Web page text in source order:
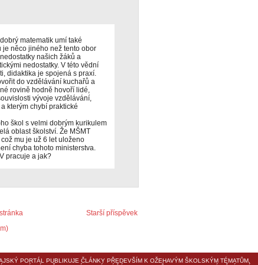
matematik umí také
něco jiného než tento obor
našich žáků a
nedostatky. V této vědní
didaktika je spojená s praxí.
do vzdělávání kuchařů a
rovině hodně hovoří lidé,
vývoje vzdělávání,
kterým chybí praktické
škol s velmi dobrým kurikulem
oblast školství. Že MŠMT
mu je už 6 let uloženo
chyba tohoto ministerstva.
pracuje a jak?
Starší příspěvek
PORTÁL PUBLIKUJE ČLÁNKY PŘEDEVŠÍM K OŽEHAVÝM ŠKOLSKÝM TÉMATŮM,